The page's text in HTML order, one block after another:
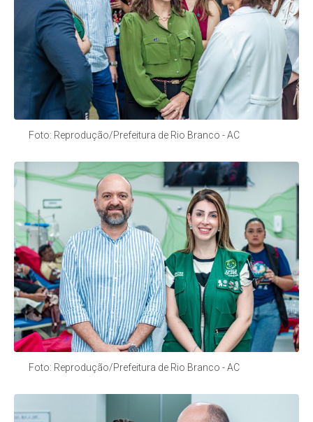
Foto: Reprodução/Prefeitura de Rio Branco - AC
Foto: Reprodução/Prefeitura de Rio Branco - AC